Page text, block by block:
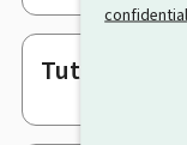
Tutoriels